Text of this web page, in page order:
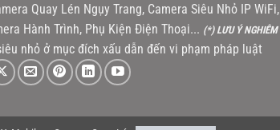
Quay Lén Ngụy Trang, Camera Siêu Nhỏ IP WiFi,
Hành Trình, Phụ Kiện Điện Thoại... (*) LƯU Ý NGHIÊM
nhỏ ở mục đích xấu dẫn đến vi phạm pháp luật